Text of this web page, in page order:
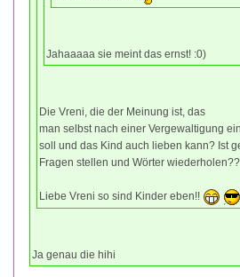
Jahaaaaa sie meint das ernst! :0)
Die Vreni, die der Meinung ist, das
man selbst nach einer Vergewaltigung
soll und das Kind auch lieben kann? Ist
Fragen stellen und Wörter
Liebe Vreni so sind Kinder eben!!
Ja genau die hihi